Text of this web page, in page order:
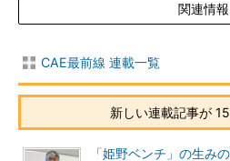
関連情報
CAE最前線 連載一覧
新しい連載記事が
「姫野ベンチ」の生み